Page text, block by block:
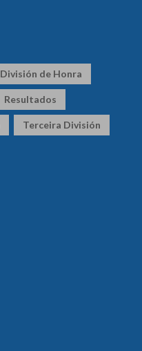
División de Honra
Resultados
Terceira División